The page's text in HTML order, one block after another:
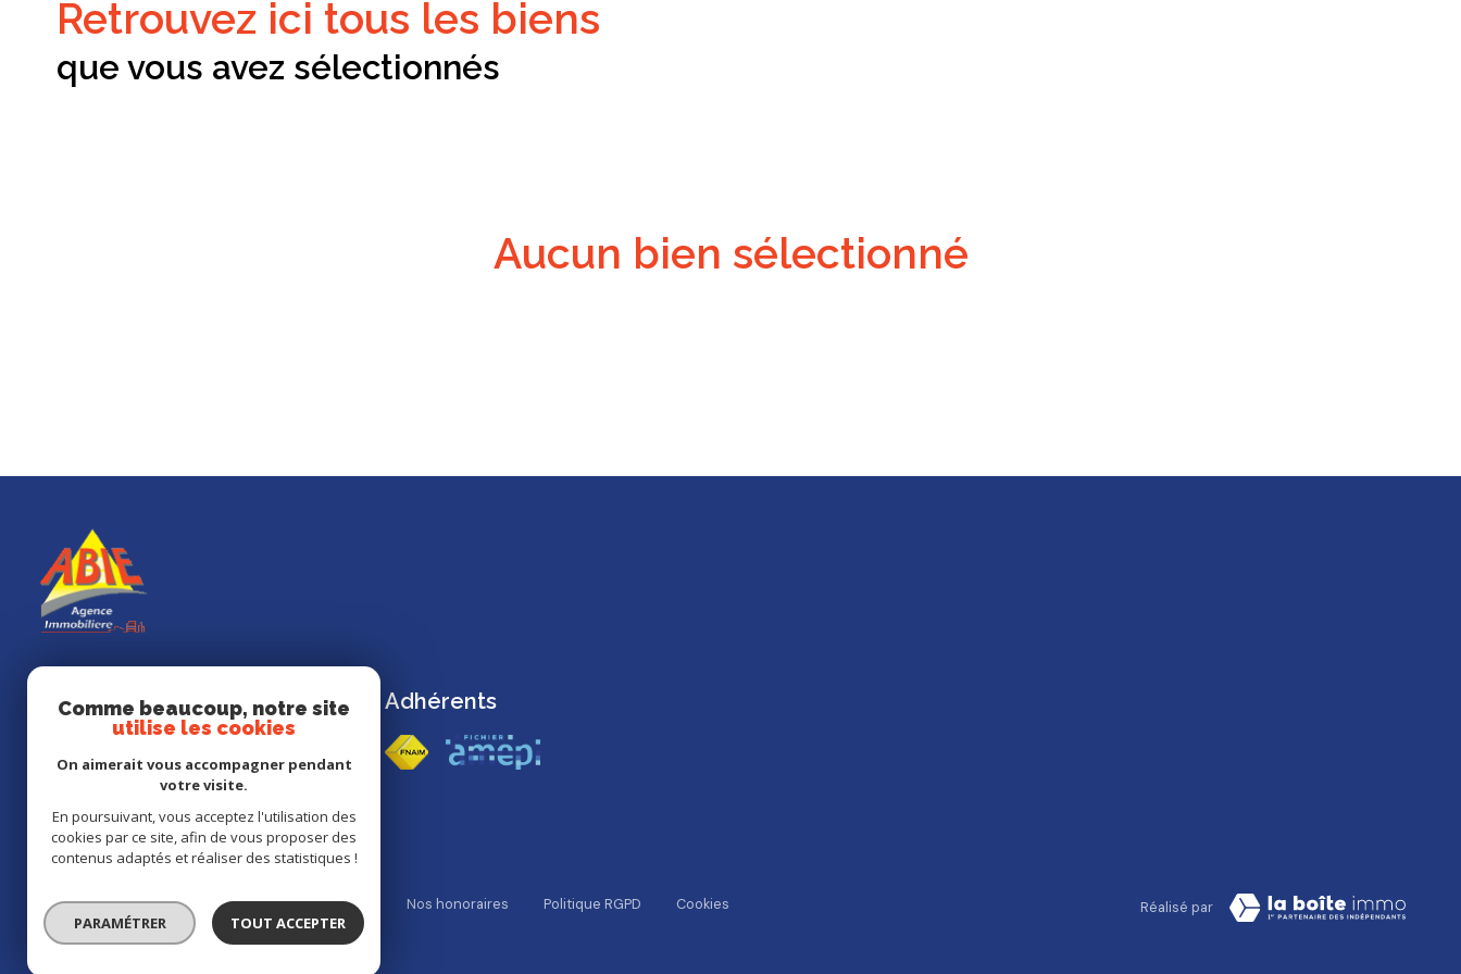
mail
equipe
retrouvez ici tous les biens
que vous avez sélectionnés
aucun bien sélectionné
Abie Immobilier
abie2@wanadoo.fr
85490 Benet
Adhérents
Nos partenaires Mentions légales Admin Nos honoraires Politique RGPD Cookies
© 2026 | Tous droits réservés
Réalisé par
Comme beaucoup, notre site
utilise les cookies
On aimerait vous accompagner pendant
votre visite.
En poursuivant, vous acceptez l'utilisation des
cookies par ce site, afin de vous proposer des
contenus adaptés et réaliser des statistiques !
PARAMÉTRER TOUT ACCEPTER